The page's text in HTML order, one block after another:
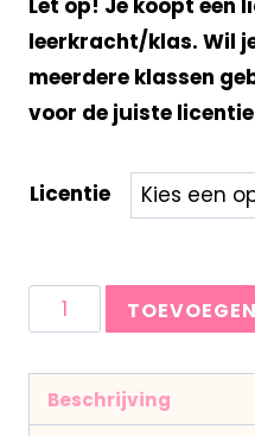
Let op! Je koopt een
leerkracht/klas. Wil
meerdere klassen
voor de juiste
Licentie
Beschrijving